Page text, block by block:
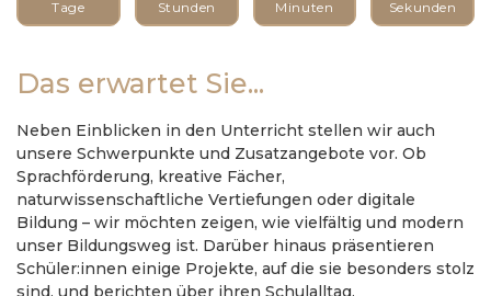
Tage Stunden Minuten Sekunden
Das erwartet Sie...
Neben Einblicken in den Unterricht stellen wir auch
unsere Schwerpunkte und Zusatzangebote vor. Ob
Sprachförderung, kreative Fächer,
naturwissenschaftliche Vertiefungen oder digitale
Bildung – wir möchten zeigen, wie vielfältig und modern
unser Bildungsweg ist. Darüber hinaus präsentieren
Schüler:innen einige Projekte, auf die sie besonders stolz
sind, und berichten über ihren Schulalltag.